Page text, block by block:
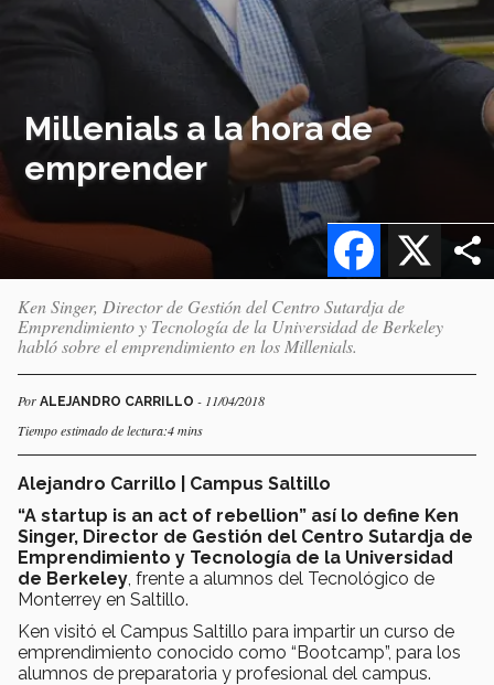
Millenials a la hora de
emprender
X
Facebook
Ken Singer, Director de Gestión del Centro Sutardja de
Emprendimiento y Tecnología de la Universidad de Berkeley
habló sobre el emprendimiento en los Millenials.
Por ALEJANDRO CARRILLO - 11/04/2018
Tiempo estimado de lectura:4 mins
Alejandro Carrillo | Campus Saltillo
“A startup is an act of rebellion” así lo define Ken
Singer, Director de Gestión del Centro Sutardja de
Emprendimiento y Tecnología de la Universidad
de Berkeley , frente a alumnos del Tecnológico de
Monterrey en Saltillo.
Ken visitó el Campus Saltillo para impartir un curso de
emprendimiento conocido como “Bootcamp”, para los
alumnos de preparatoria y profesional del campus.